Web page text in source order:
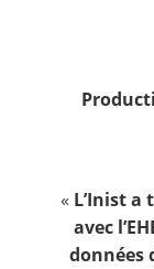
Nous suivre
« L’Inist
avec l’
données